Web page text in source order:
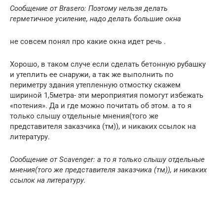
Сообщение от Brasero: Поэтому нельзя делать
герметичное усиление, надо делать большие окна
не совсем понял про какие окна идет речь .
Хорошо, в таком случе если сделать бетонную рубашку
и утеплить ее снаружи, а так же выполнить по
периметру здания утепленную отмостку скажем
шириной 1,5метра- эти мероприятия помогут избежать
«потения». Да и где можно почитать об этом. а то я
только слышу отдельные мнения(того же
представителя заказчика (тм)), и никаких ссылок на
литературу.
Сообщение от Scavenger: а то я только слышу отдельные
мнения(того же представителя заказчика (тм)), и никаких
ссылок на литературу.